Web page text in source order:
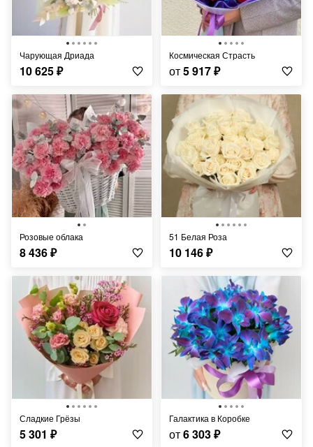
Чарующая Дриада
10 625₽
Космическая Страсть
от5 917₽
Розовые облака
8 436₽
51 Белая Роза
10 146₽
Сладкие Грёзы
5 301 ₽
Галактика в Коробке
от6 303₽